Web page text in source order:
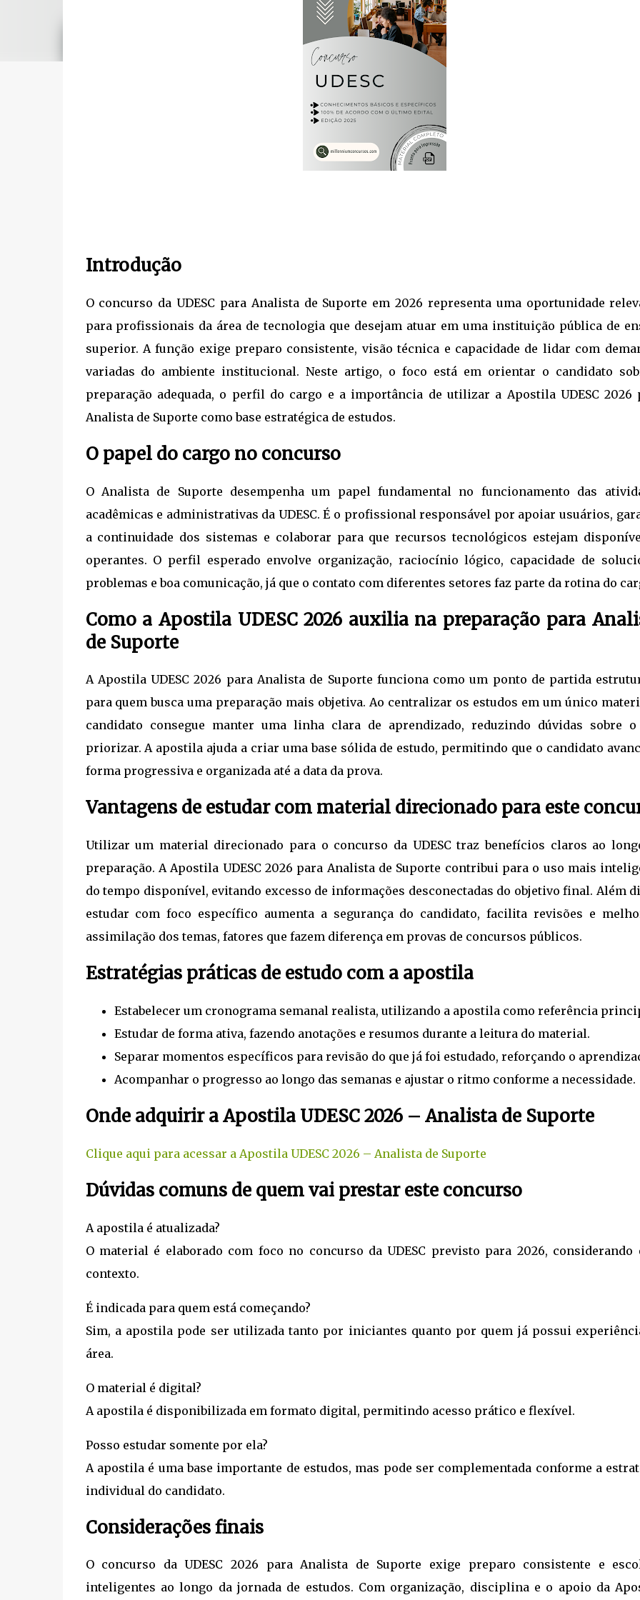
Introdução
O concurso da UDESC para Analista de Suporte em 2026 representa uma oportunidade
para profissionais da área de tecnologia que desejam atuar em uma instituição pública de
superior. A função exige preparo consistente, visão técnica e capacidade de lidar com
variadas do ambiente institucional. Neste artigo, o foco está em orientar o candidato
preparação adequada, o perfil do cargo e a importância de utilizar a Apostila UDESC 2026
Analista de Suporte como base estratégica de estudos.
O papel do cargo no concurso
O Analista de Suporte desempenha um papel fundamental no funcionamento das
acadêmicas e administrativas da UDESC. É o profissional responsável por apoiar usuários,
a continuidade dos sistemas e colaborar para que recursos tecnológicos estejam
operantes. O perfil esperado envolve organização, raciocínio lógico, capacidade de
problemas e boa comunicação, já que o contato com diferentes setores faz parte da rotina do
Como a Apostila UDESC 2026 auxilia na preparação para
de Suporte
A Apostila UDESC 2026 para Analista de Suporte funciona como um ponto de partida
para quem busca uma preparação mais objetiva. Ao centralizar os estudos em um único
candidato consegue manter uma linha clara de aprendizado, reduzindo dúvidas sobre o
priorizar. A apostila ajuda a criar uma base sólida de estudo, permitindo que o candidato
forma progressiva e organizada até a data da prova.
Vantagens de estudar com material direcionado para este
Utilizar um material direcionado para o concurso da UDESC traz benefícios claros ao
preparação. A Apostila UDESC 2026 para Analista de Suporte contribui para o uso mais
do tempo disponível, evitando excesso de informações desconectadas do objetivo final. Além
estudar com foco específico aumenta a segurança do candidato, facilita revisões e
assimilação dos temas, fatores que fazem diferença em provas de concursos públicos.
Estratégias práticas de estudo com a apostila
Estabelecer um cronograma semanal realista, utilizando a apostila como referência
Estudar de forma ativa, fazendo anotações e resumos durante a leitura do material.
Separar momentos específicos para revisão do que já foi estudado, reforçando o
Acompanhar o progresso ao longo das semanas e ajustar o ritmo conforme a necessidade.
Onde adquirir a Apostila UDESC 2026 – Analista de Suporte
Clique aqui para acessar a Apostila UDESC 2026 – Analista de Suporte
Dúvidas comuns de quem vai prestar este concurso
A apostila é atualizada?
O material é elaborado com foco no concurso da UDESC previsto para 2026, considerando
contexto.
É indicada para quem está começando?
Sim, a apostila pode ser utilizada tanto por iniciantes quanto por quem já possui
área.
O material é digital?
A apostila é disponibilizada em formato digital, permitindo acesso prático e flexível.
Posso estudar somente por ela?
A apostila é uma base importante de estudos, mas pode ser complementada conforme a
individual do candidato.
Considerações finais
O concurso da UDESC 2026 para Analista de Suporte exige preparo consistente e
inteligentes ao longo da jornada de estudos. Com organização, disciplina e o apoio da